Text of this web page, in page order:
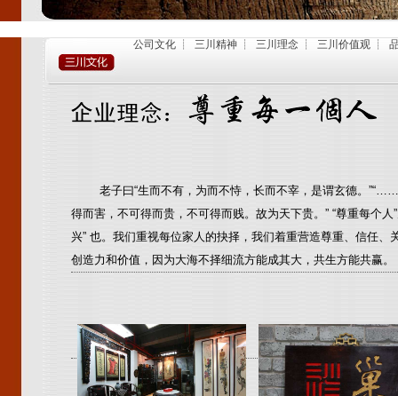
公司文化 ┊ 三川精神 ┊ 三川理念 ┊ 三川价值观 ┊
老子曰“生而不有，为而不恃，长而不宰，是谓玄德。”“……
得而害，不可得而贵，不可得而贱。故为天下贵。” “尊重每个
兴” 也。我们重视每位家人的抉择，我们着重营造尊重、信任
创造力和价值，因为大海不择细流方能成其大，共生方能共赢。